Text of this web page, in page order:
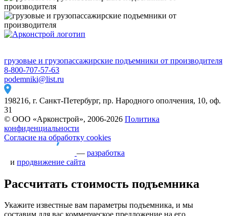
грузовые и грузопассажирские подъемники от производителя
8-800-707-57-63
podemniki@list.ru
198216, г. Санкт-Петербург, пр. Народного ополчения, 10, оф.
31
© ООО «Арконстрой», 2006-2026 Политика
конфиденциальности
Согласие на обработку cookies
— разработка
и продвижение сайта
Рассчитать стоимость подъемника
Укажите известные вам параметры подъемника, и мы